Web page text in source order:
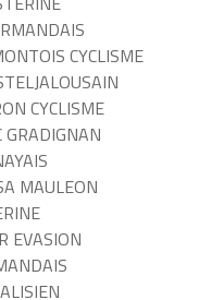
CYCLISME
CYCLISME
GRADIGNAN
MAULEON
EVASION